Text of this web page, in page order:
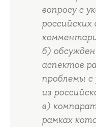
вопросу с
б)
аспектов
проблемы с
из
в)
рамках